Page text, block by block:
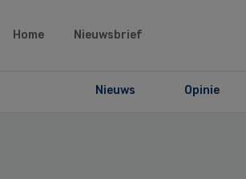
Home Nieuwsbrief
Nieuws Opinie